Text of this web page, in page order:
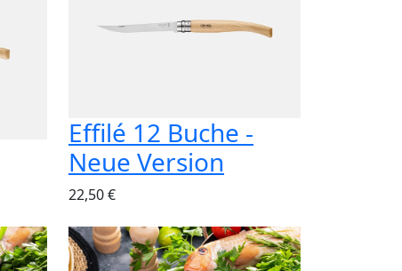
Effilé 12 Buche -
Neue Version
22,50 €